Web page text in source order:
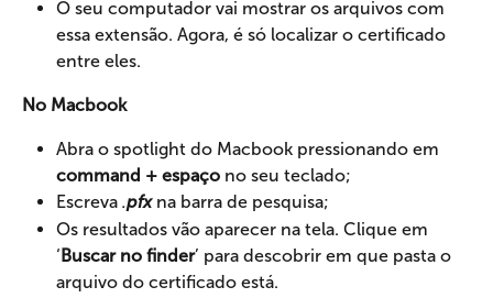
O seu computador vai mostrar os arquivos com
essa extensão. Agora, é só localizar o certificado
entre eles.
No Macbook
Abra o spotlight do Macbook pressionando em
command + espaço no seu teclado;
Escreva .pfx na barra de pesquisa;
Os resultados vão aparecer na tela. Clique em
‘Buscar no finder’ para descobrir em que pasta o
arquivo do certificado está.